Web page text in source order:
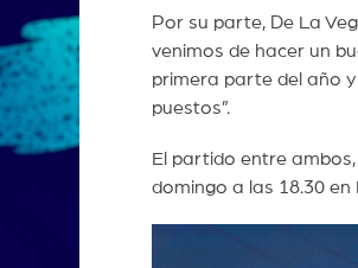
Por su parte, De La
venimos de hacer un
primera parte del año
puestos”.
El partido entre
domingo a las 18.30 en